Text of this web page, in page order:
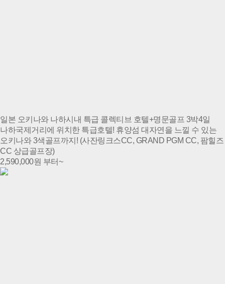
일본 오키나와 나하시내 특급 콜렉티브 호텔+명문골프 3박4일
나하국제거리에 위치한 특급호텔! 휴양섬 대자연을 느낄 수 있는
오키나와 3색골프까지! (사잔링크스CC, GRAND PGM CC, 팜힐즈
CC 상급골프장)
2,590,000원 부터~